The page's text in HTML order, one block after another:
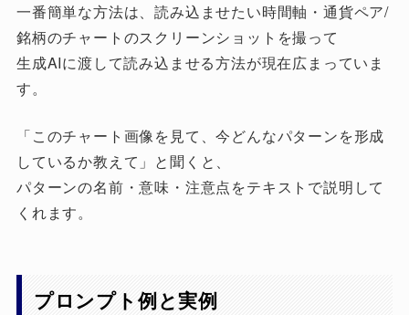
一番簡単な方法は、読み込ませたい時間軸・通貨ペア/
銘柄のチャートのスクリーンショットを撮って
生成AIに渡して読み込ませる方法が現在広まっていま
す。
「このチャート画像を見て、今どんなパターンを形成
しているか教えて」と聞くと、
パターンの名前・意味・注意点をテキストで説明して
くれます。
プロンプト例と実例